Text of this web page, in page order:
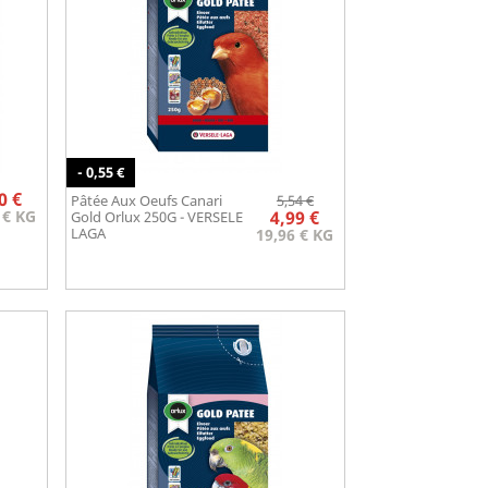
€
KG
Pâtée Aux Oeufs Canari
Gold Orlux 250G - VERSELE
LAGA
Prix
- 0,55 €
Prix
de
base
5,54 €
4,99 €
19,96 € KG
Aperçu rapide